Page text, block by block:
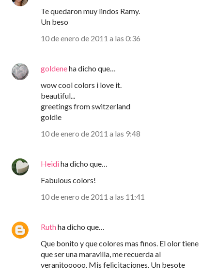
Te quedaron muy lindos Ramy.
Un beso
10 de enero de 2011 a las 0:36
goldeneha dicho que…
wow cool colors i love it.
beautiful...
greetings from switzerland
goldie
10 de enero de 2011 a las 9:48
Heidiha dicho que…
Fabulous colors!
10 de enero de 2011 a las 11:41
Ruthha dicho que…
Que bonito y que colores mas finos. El olor tiene
que ser una maravilla, me recuerda al
veranitooooo. Mis felicitaciones. Un besote